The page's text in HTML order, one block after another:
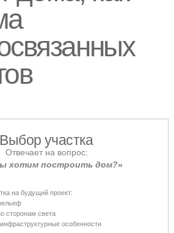
участок — или выбрать наиболее
как потенциал, так и ограничения участка:
построить?»
пространственного решения
пространства были согласованы
домов особое внимание уделяется
в единое целое.